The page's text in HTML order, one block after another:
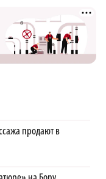
продают в